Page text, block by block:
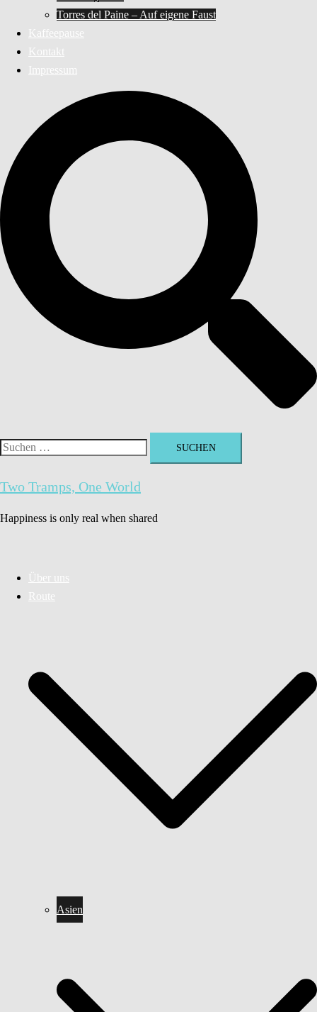
Torres del Paine – Auf eigene Faust
Kaffeepause
Kontakt
Impressum
Suchen
Two Tramps, One World
Happiness is only real when shared
Über uns
Route
Asien